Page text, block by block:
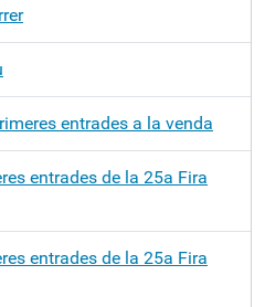
entrades a la venda
entrades de la 25a Fira
entrades de la 25a Fira